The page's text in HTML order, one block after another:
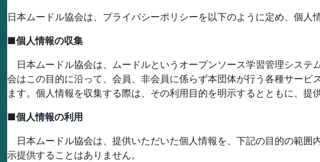
日本ムードル協会は、プライバシーポリシーを以下のように定め、個人
■個人情報の収集
日本ムードル協会は、ムードルというオープンソース学習管理システ
会はこの目的に沿って、会員、非会員に係らず本団体が行う各種サー
ます。個人情報を収集する際は、その利用目的を明示するとともに、提
■個人情報の利用
日本ムードル協会は、提供いただいた個人情報を、下記の目的の範
示提供することはありません。